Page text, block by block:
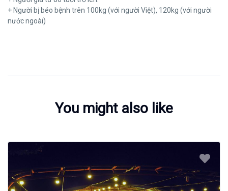
+ Người bị béo bệnh trên 100kg (với người Việt), 120kg (với người
nước ngoài)
You might also like